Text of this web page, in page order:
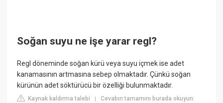
Soğan suyu ne işe yarar regl?
Regl döneminde soğan kürü veya suyu içmek ise adet
kanamasının artmasına sebep olmaktadır. Çünkü soğan
kürünün adet söktürücü bir özelliği bulunmaktadır.
Kaynak kaldırma talebi |Cevabın tamamını burada okuyun: